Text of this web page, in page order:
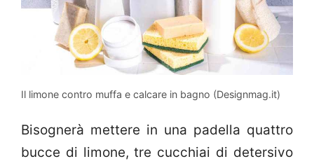
Il limone contro muffa e calcare in bagno (Designmag.it)
Bisognerà mettere in una padella quattro
bucce di limone, tre cucchiai di detersivo